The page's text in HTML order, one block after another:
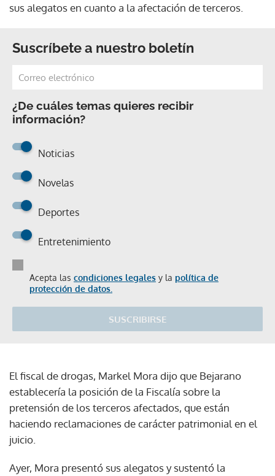
sus alegatos en cuanto a la afectación de terceros.
Suscríbete a nuestro boletín
¿De cuáles temas quieres recibir
información?
Noticias
Novelas
Deportes
Entretenimiento
Acepta las condiciones legales y la política de
protección de datos.
SUSCRIBIRSE
El fiscal de drogas, Markel Mora dijo que Bejarano
establecería la posición de la Fiscalía sobre la
pretensión de los terceros afectados, que están
haciendo reclamaciones de carácter patrimonial en el
juicio.
Ayer, Mora presentó sus alegatos y sustentó la